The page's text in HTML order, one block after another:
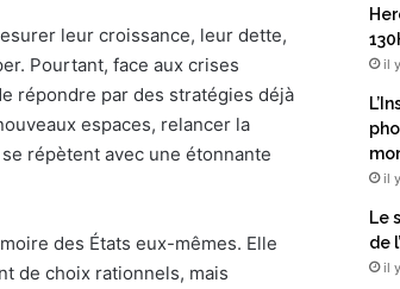
leur croissance, leur dette,
Pourtant, face aux crises
répondre par des stratégies déjà
espaces, relancer la
répètent avec une étonnante
des États eux-mêmes. Elle
de choix rationnels, mais
il
il
Le
de
il